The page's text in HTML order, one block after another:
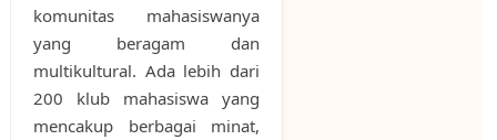
komunitas mahasiswanya
yang beragam dan
multikultural. Ada lebih dari
200 klub mahasiswa yang
mencakup berbagai minat,